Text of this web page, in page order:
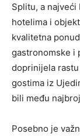
Splitu, a
hotelima i
kvalitetna
gastronomske i
doprinijela
gostima iz
bili među
Posebno je